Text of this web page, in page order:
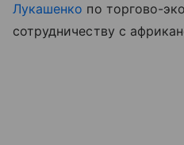
Лукашенко по торгово-
сотрудничеству с